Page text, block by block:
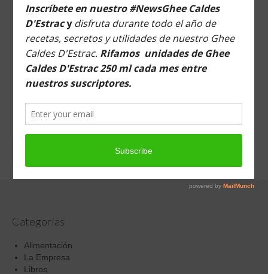
Buscar en esta web
Categorías
Alimentación
La Empresa
Libros